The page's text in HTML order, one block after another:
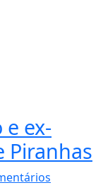
ex-
Piranhas